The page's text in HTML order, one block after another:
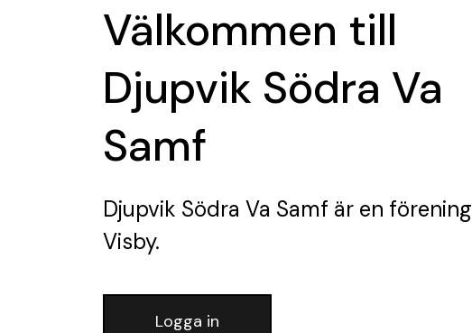
Välkommen till
Djupvik Södra Va
Samf
Djupvik Södra Va Samf är en förening
Visby.
Logga in